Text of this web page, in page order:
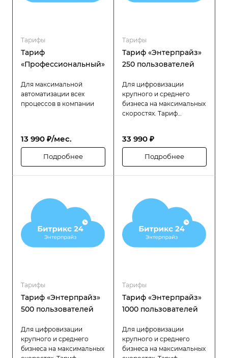
Тарифы
Тариф
«Профессиональный»
Для максимальной
автоматизации всех
процессов в компании
13 990 ₽/мес.
Подробнее
Тарифы
Тариф «Энтерпрайз»
250 пользователей
Для цифровизации
крупного и среднего
бизнеса на максимальных
скоростях. Тариф
для компаний с большой
сотрудников (до 250
надёжность и гибкость в
управлении
распределённой
структурой.
33 990 ₽
Подробнее
Тарифы
Тариф «Энтерпрайз»
500 пользователей
Для цифровизации
крупного и среднего
бизнеса на максимальных
Тарифы
Тариф «Энтерпрайз»
1000 пользователей
Для цифровизации
крупного и среднего
бизнеса на максимальных